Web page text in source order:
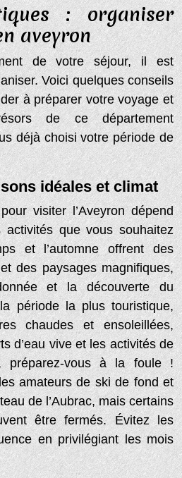
: organiser
aveyron
de votre séjour, il est
Voici quelques conseils
à préparer votre voyage et
de ce département
déjà choisi votre période de
idéales et climat
visiter l’Aveyron dépend
que vous souhaitez
et l’automne offrent des
des paysages magnifiques,
et la découverte du
période la plus touristique,
chaudes et ensoleillées,
d’eau vive et les activités de
préparez-vous à la foule !
amateurs de ski de fond et
de l’Aubrac, mais certains
être fermés. Évitez les
en privilégiant les mois